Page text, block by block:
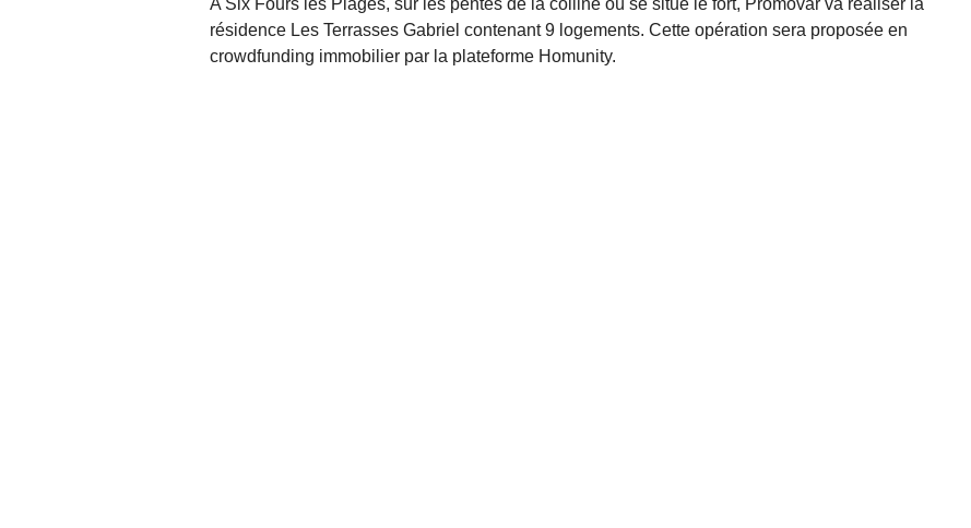
résidence Les Terrasses Gabriel contenant 9 logements. Cette opération sera proposée en
crowdfunding immobilier par la plateforme Homunity.